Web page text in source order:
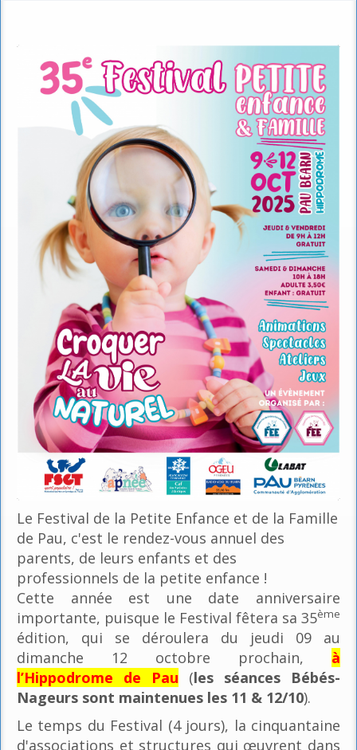
Le Festival de la Petite Enfance et de la Famille
de Pau, c'est le rendez-vous annuel des
parents, de leurs enfants et des
professionnels de la petite enfance !
Cette année est une date anniversaire
importante, puisque le Festival fêtera sa 35ème
édition, qui se déroulera du jeudi 09 au
dimanche 12 octobre prochain, à
l’Hippodrome de Pau (les séances Bébés-
Nageurs sont maintenues les 11 & 12/10).
Le temps du Festival (4 jours), la cinquantaine
d'associations et structures qui œuvrent dans